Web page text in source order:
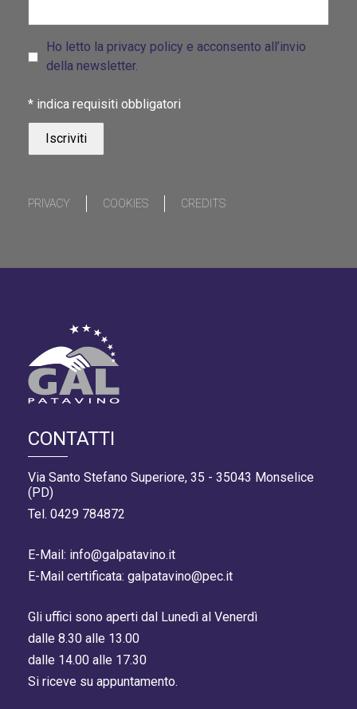
CONTATTI
Via Santo Stefano Superiore, 35 - 35043 Monselice
(PD)
Tel. 0429 784872
E-Mail: info@galpatavino.it
E-Mail certificata: galpatavino@pec.it
Gli uffici sono aperti dal Lunedì al Venerdì
dalle 8.30 alle 13.00
dalle 14.00 alle 17.30
Si riceve su appuntamento.
Ho letto la privacy policy e acconsento all’invio
della newsletter.
* indica requisiti obbligatori
PRIVACY COOKIES CREDITS